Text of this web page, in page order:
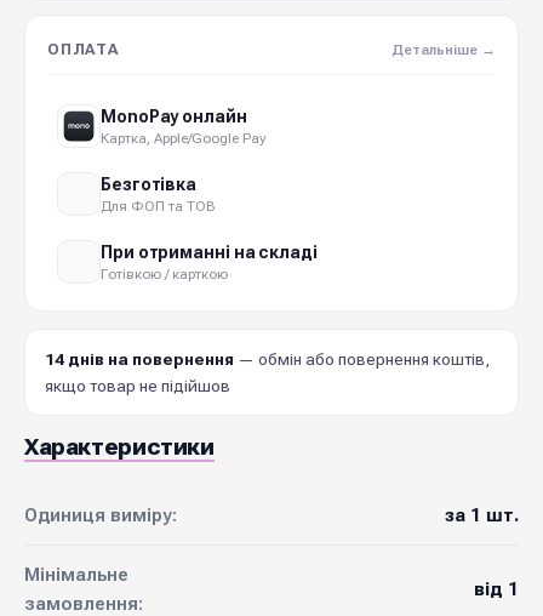
ОПЛАТА Детальніше →
MonoPay онлайн
Картка, Apple/Google Pay
Безготівка
Для ФОП та ТОВ
При отриманні на складі
Готівкою / карткою
14 днів на повернення — обмін або повернення коштів,
якщо товар не підійшов
Характеристики
Одиниця виміру: за 1 шт.
Мінімальне
замовлення:
від 1